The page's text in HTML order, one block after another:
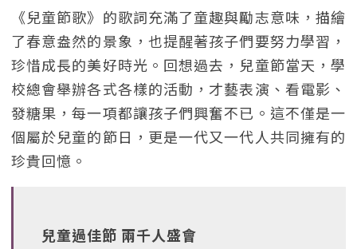
《兒童節歌》的歌詞充滿了童趣與勵志意味，描繪
了春意盎然的景象，也提醒著孩子們要努力學習，
珍惜成長的美好時光。回想過去，兒童節當天，學
校總會舉辦各式各樣的活動，才藝表演、看電影、
發糖果，每一項都讓孩子們興奮不已。這不僅是一
個屬於兒童的節日，更是一代又一代人共同擁有的
珍貴回憶。
兒童過佳節 兩千人盛會